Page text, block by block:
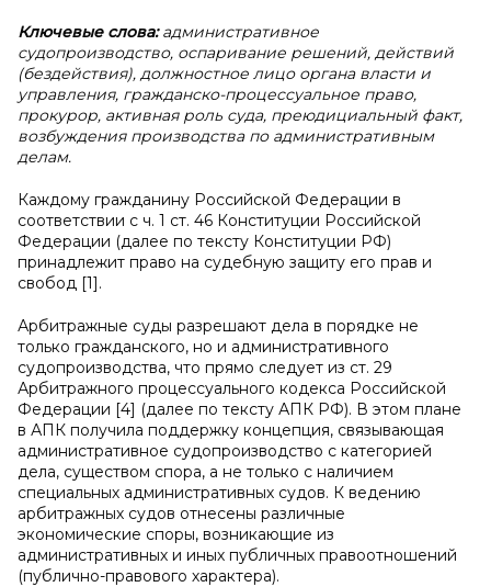
Ключевые слова:административное
судопроизводство, оспаривание решений, действий
(бездействия), должностное лицо органа власти и
управления, гражданско-процессуальное право,
прокурор, активная роль суда, преюдициальный факт,
возбуждения производства по административным
делам.
Каждому гражданину Российской Федерации в
соответствии с ч. 1 ст. 46 Конституции Российской
Федерации (далее по тексту Конституции РФ)
принадлежит право на судебную защиту его прав и
свобод [1].
Арбитражные суды разрешают дела в порядке не
только гражданского, но и административного
судопроизводства, что прямо следует из ст. 29
Арбитражного процессуального кодекса Российской
Федерации [4] (далее по тексту АПК РФ). В этом плане
в АПК получила поддержку концепция, связывающая
административное судопроизводство с категорией
дела, существом спора, а не только с наличием
специальных административных судов. К ведению
арбитражных судов отнесены различные
экономические споры, возникающие из
административных и иных публичных правоотношений
(публично-правового характера).